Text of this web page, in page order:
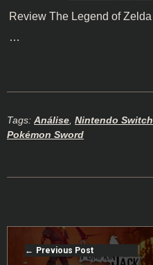
Review The Legend of
…
Tags: Análise, Nintendo Switch
Pokémon Sword
Previous Post